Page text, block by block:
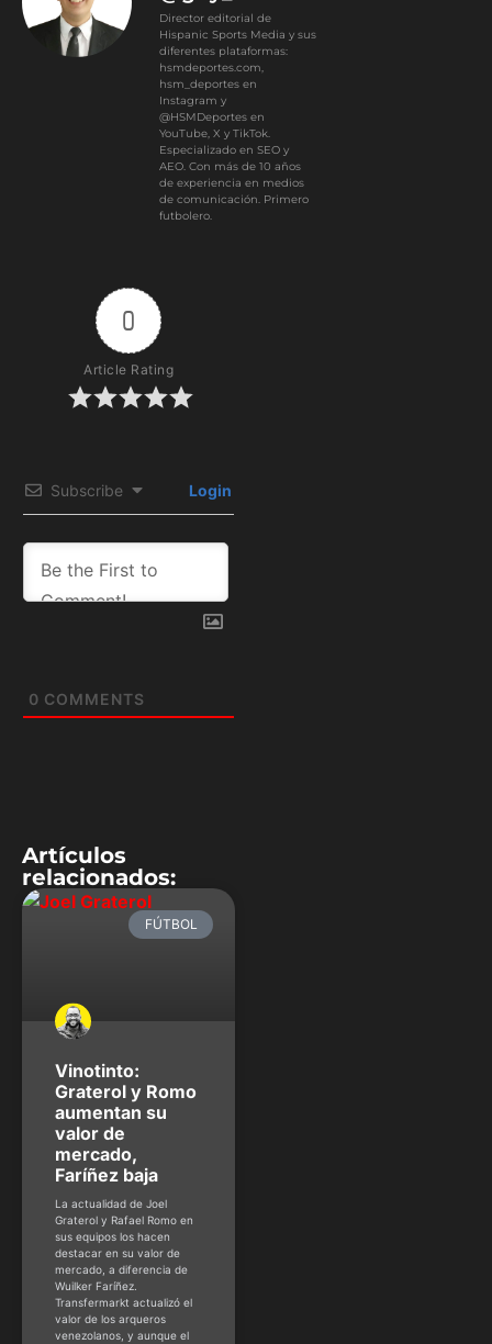
Director editorial de
Hispanic Sports Media y sus
diferentes plataformas:
hsmdeportes.com,
hsm_deportes en
Instagram y
@HSMDeportes en
YouTube, X y TikTok.
Especializado en SEO y
AEO. Con más de 10 años
de experiencia en medios
de comunicación. Primero
futbolero.
0
Article Rating
Subscribe Login
0 COMMENTS
Artículos
relacionados:
FÚTBOL
Vinotinto:
Graterol y Romo
aumentan su
valor de
mercado,
Faríñez baja
La actualidad de Joel
Graterol y Rafael Romo en
sus equipos los hacen
destacar en su valor de
mercado, a diferencia de
Wuilker Faríñez.
Transfermarkt actualizó el
valor de los arqueros
venezolanos, y aunque el